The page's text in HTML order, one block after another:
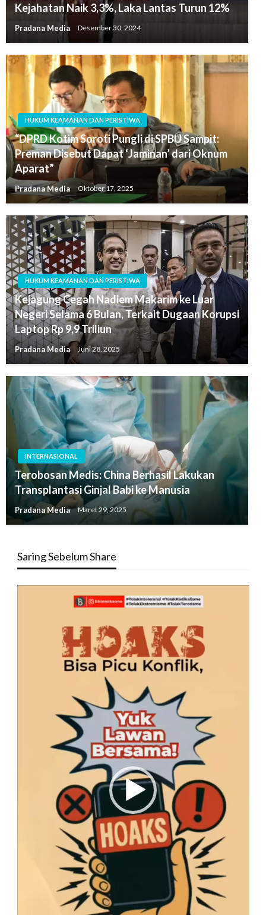
Kejahatan Naik 3,3%, Laka Lantas Turun 12%
Pradana Media Desember 30, 2024
HUKUM KEAMANAN DAN PERISTIWA
“DPRD Kotim Soroti Pungli di SPBU Sampit:
Preman Disebut Dapat ‘Jaminan’ dari Oknum
Aparat”
Pradana Media Oktober 17, 2025
HUKUM KEAMANAN DAN PERISTIWA
Kejagung Cegah Nadiem Makarim ke Luar
Negeri Selama 6 Bulan, Terkait Dugaan Korupsi
Laptop Rp 9,9 Triliun
Pradana Media Juni 28, 2025
INTERNASIONAL
Terobosan Medis: China Berhasil Lakukan
Transplantasi Ginjal Babi ke Manusia
Pradana Media Maret 29, 2025
Saring Sebelum Share